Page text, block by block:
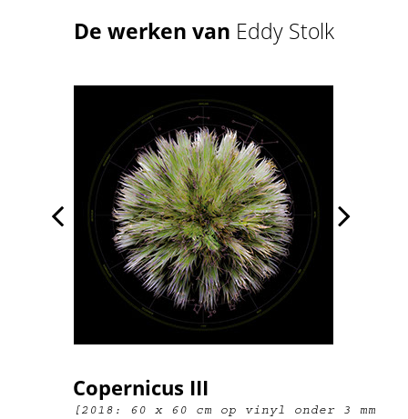

De werken van Eddy Stolk

Copernicus III
[2018: 60 x 60 cm op vinyl onder 3 mm